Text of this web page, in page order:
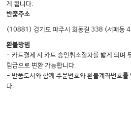
28. 난관, 부난소 및 자궁인대 종양
29. 임신성 융모성 질환
30. 외음부, 질의 침윤성 종양
31. 유방 질환
32. 유전 질환
33. 사춘기의 발달
게 됩니다.
반품주소
(10881) 경기도 파주시 회동길 338 (서패동
환불방법
- 카드결제 시 카드 승인취소절차를 밟게 되며
립금으로 변환 가능합니다.
- 반품도서와 함께 주문번호와 환불계좌번호를
다.